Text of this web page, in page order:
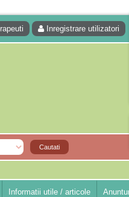
Inregistrare utilizatori
Informatii utile / articole